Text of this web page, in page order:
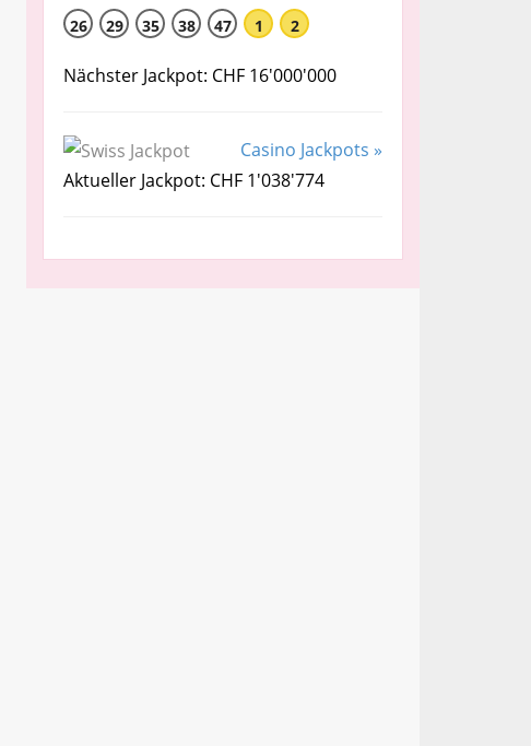
26 29 35 38 47 1 2
Nächster Jackpot: CHF 16'000'000
Casino Jackpots »
Aktueller Jackpot: CHF 1'038'774